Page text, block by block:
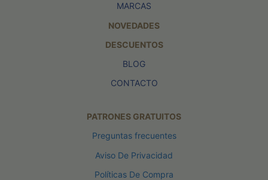
MARCAS
NOVEDADES
DESCUENTOS
BLOG
CONTACTO
PATRONES GRATUITOS
Preguntas frecuentes
Aviso De Privacidad
Políticas De Compra